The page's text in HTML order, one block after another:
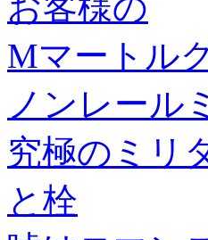
Mマートル
ノンレール
究極のミリ
と栓